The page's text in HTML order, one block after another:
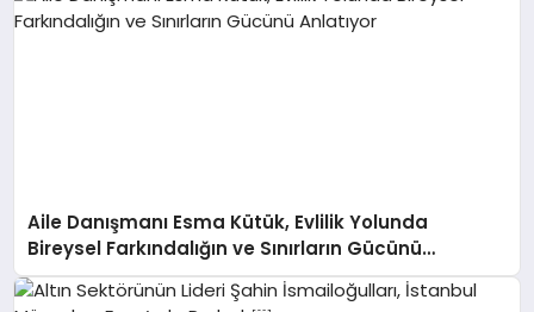
Aile Danışmanı Esma Kütük, Evlilik Yolunda
Bireysel Farkındalığın ve Sınırların Gücünü
Anlatıyor